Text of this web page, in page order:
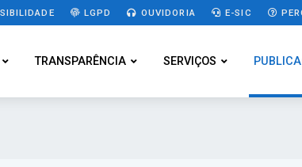
LGPD OUVIDORIA E-SIC
TRANSPARÊNCIA SERVIÇOS